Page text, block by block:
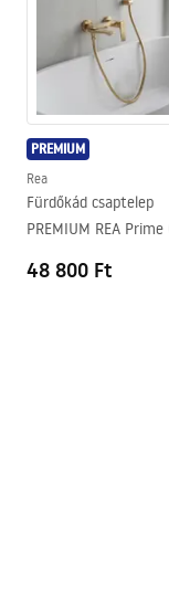
Garancia
Garanciális
PREMIUM
Rea
Fürdőkád csaptelep
PREMIUM REA Prime
48 800 Ft